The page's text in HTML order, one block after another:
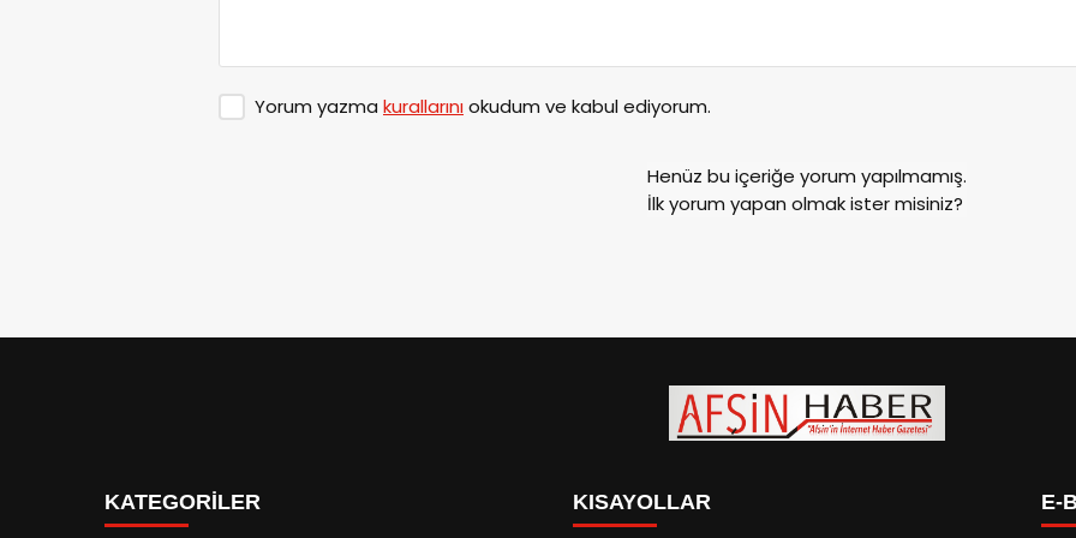
Yorum yazma kurallarınıokudum ve kabul ediyorum.
Henüz bu içeriğe yorum yapılmamış.
İlk yorum yapan olmak ister misiniz?
KATEGORİLER KISAYOLLAR E-